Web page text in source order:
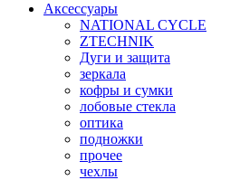
Аксессуары
NATIONAL CYCLE
ZTECHNIK
Дуги и защита
зеркала
кофры и сумки
лобовые стекла
оптика
подножки
прочее
чехлы